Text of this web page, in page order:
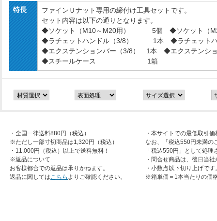
特長
ファインＵナット専用の締付け工具セットです。
セット内容は以下の通りとなります。
◆ソケット（M10～M20用） 5個 ◆ソケット
◆ラチェットハンドル（3/8） 1本 ◆ラチェッ
◆エクステンションバー（3/8） 1本 ◆エクステンシ
◆スチールケース 1箱
・全国一律送料880円（税込）
※ただし一部寸切商品は1,320円（税込）
・11,000円（税込）以上で送料無料！
※返品について
お客様都合での返品は承りかねます。
返品に関してはこちら よりご確認ください。
・本サイトでの最低取引
なお、「税込550円未満の
「税込550円」として処
・問合せ商品は、後日当
・小数点以下切り上げです
※箱単価＝1本当たりの価